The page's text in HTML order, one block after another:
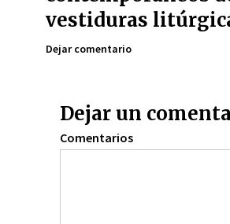
vestiduras
Dejar comentario
Dejar un
Comentarios